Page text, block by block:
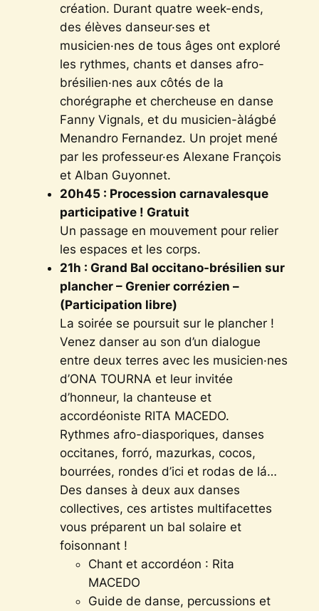
création. Durant quatre week-ends,
des élèves danseur·ses et
musicien·nes de tous âges ont exploré
les rythmes, chants et danses afro-
brésilien·nes aux côtés de la
chorégraphe et chercheuse en danse
Fanny Vignals, et du musicien-àlágbé
Menandro Fernandez. Un projet mené
par les professeur·es Alexane François
et Alban Guyonnet.
20h45 : Procession carnavalesque
participative ! Gratuit
Un passage en mouvement pour relier
les espaces et les corps.
21h : Grand Bal occitano-brésilien sur
plancher – Grenier corrézien –
(Participation libre)
La soirée se poursuit sur le plancher !
Venez danser au son d’un dialogue
entre deux terres avec les musicien·nes
d’ONA TOURNA et leur invitée
d’honneur, la chanteuse et
accordéoniste RITA MACEDO.
Rythmes afro-diasporiques, danses
occitanes, forró, mazurkas, cocos,
bourrées, rondes d’ici et rodas de lá…
Des danses à deux aux danses
collectives, ces artistes multifacettes
vous préparent un bal solaire et
foisonnant !
Chant et accordéon : Rita
MACEDO
Guide de danse, percussions et